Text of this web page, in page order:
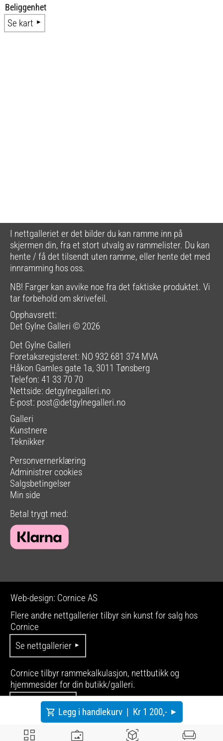
Legg i handlekurv | Kr 1 200,-
Beliggenhet
Se kart
I nettgalleriet er det bilder du kan ramme inn på
skjermen din, fra et stort utvalg av rammelister. Du kan
hente / få det tilsendt uten ramme, eller hente det med
innramming hos oss.
NB! Farger kan avvike noe fra det faktiske produktet. Vi
tar forbehold om skrivefeil.
Opphavsrett:
Det Gylne Galleri © 2026
Det Gylne Galleri
Foretaksregisteret: NO 932 681 374 MVA
Håkon Gamles gate 1a, 3011 Tønsberg
Telefon: 41 33 70 70
Nettside: detgylnegalleri.no
E-post: post@detgylnegalleri.no
Galleri
Kunstnere
Teknikker
Personvernerklæring
Administrer cookies
Salgsbetingelser
Min side
Betal trygt med:
Web-design: Cornice AS
Flere andre nettgallerier tilbyr sin kunst for salg hos
Cornice
Se nettgallerier
Cornice tilbyr rammekalkulasjon, nettbutikk og
hjemmesider for din butikk/galleri.
Se produkter